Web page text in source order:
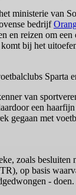
ministerie van
bedrijf
en reizen om
bij het
Sparta
van
een
gegaan met
zoals
op basis
- doen.